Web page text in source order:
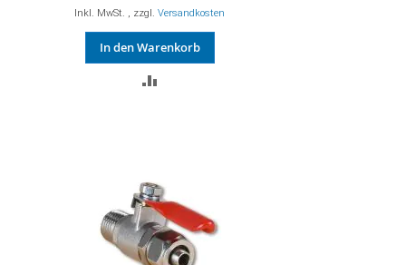
Inkl. MwSt. , zzgl. Versandkosten
In den Warenkorb